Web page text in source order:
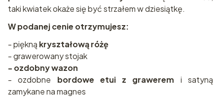
taki kwiatek okaże się być strzałem w dziesiątkę.
W podanej cenie otrzymujesz:
- piękną kryształową różę
- grawerowany stojak
- ozdobny wazon
- ozdobne bordowe etui z grawerem i satyną
zamykane na magnes